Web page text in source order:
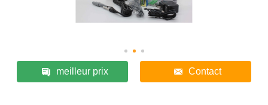
meilleur prix Contact